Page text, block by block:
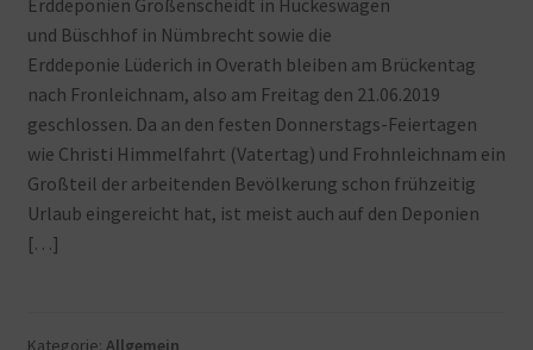
und Büschhof in Nümbrecht sowie die
Erddeponie Lüderich in Overath bleiben am Brückentag
nach Fronleichnam, also am Freitag den 21.06.2019
geschlossen. Da an den festen Donnerstags-Feiertagen
wie Christi Himmelfahrt (Vatertag) und Frohnleichnam ein
Großteil der arbeitenden Bevölkerung schon frühzeitig
Urlaub eingereicht hat, ist meist auch auf den Deponien
[…]
Kategorie: Allgemein